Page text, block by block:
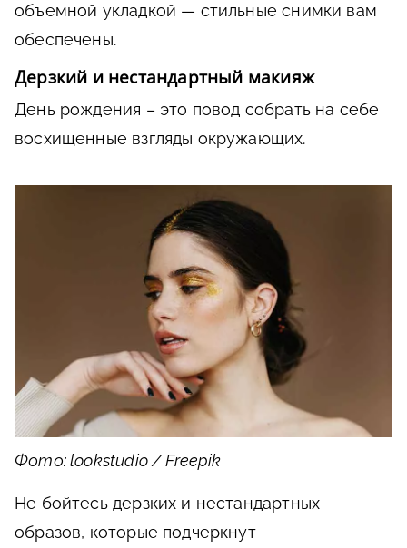
объемной укладкой — стильные снимки вам
обеспечены.
Дерзкий и нестандартный макияж
День рождения – это повод собрать на себе
восхищенные взгляды окружающих.
Фото: lookstudio / Freepik
Не бойтесь дерзких и нестандартных
образов, которые подчеркнут